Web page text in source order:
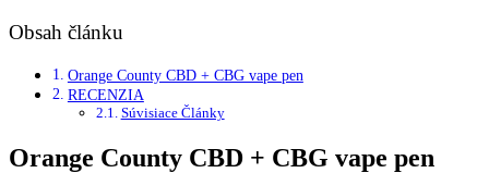
Obsah článku
Orange County CBD + CBG vape pen
RECENZIA
Súvisiace Články
Orange County CBD + CBG vape pen